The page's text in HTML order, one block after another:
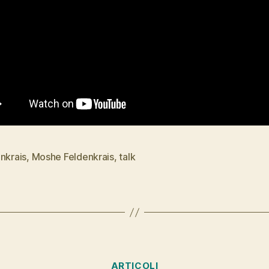
, Moshe Feldenkrais,talk
Categorie
ARTICOLI